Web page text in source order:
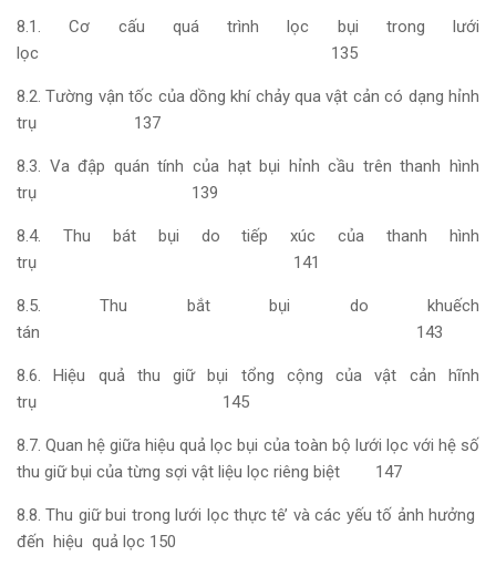
8.1. Cơ cấu quá trình lọc bụi trong lưới
lọc 135
8.2. Tường vận tốc của dồng khí chảy qua vật cản có dạng hỉnh
trụ 137
8.3. Va đập quán tính của hạt bụi hỉnh cầu trên thanh hình
trụ 139
8.4. Thu bát bụi do tiếp xúc của thanh hình
trụ 141
8.5. Thu bắt bụi do khuếch
tán 143
8.6. Hiệu quả thu giữ bụi tổng cộng của vật cản hĩnh
trụ 145
8.7. Quan hệ giữa hiệu quả lọc bụi của toàn bộ lưới lọc với hệ số
thu giữ bụi của từng sợi vật liệu lọc riêng biệt 147
8.8. Thu giữ bui trong lưới lọc thực tê’ và các yếu tố ảnh hưởng
đến hiệu quả lọc 150